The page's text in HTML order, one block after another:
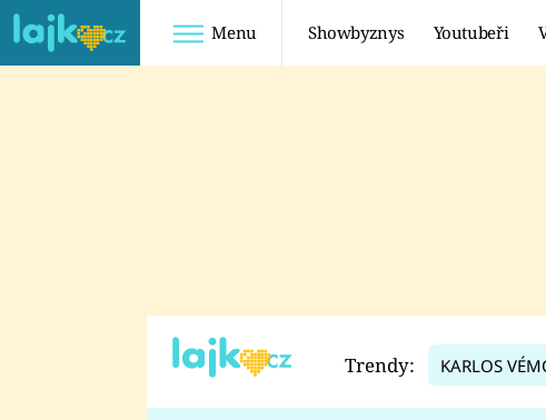
Menu Showbyznys Youtubeři
TADEÁŠ KUBĚNKA
DATEL
Trendy: KARLOS